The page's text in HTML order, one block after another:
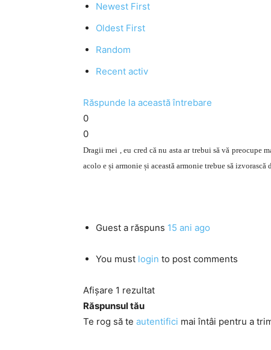
Newest First
Oldest First
Random
Recent activ
Răspunde la această întrebare
0
0
Dragii mei , eu cred că nu asta ar trebui să vă preocupe
acolo e și armonie și această armonie trebue să
Guest a răspuns 15 ani ago
You must login to post comments
Afișare 1 rezultat
Răspunsul tău
Te rog să te autentifici mai întâi pentru a